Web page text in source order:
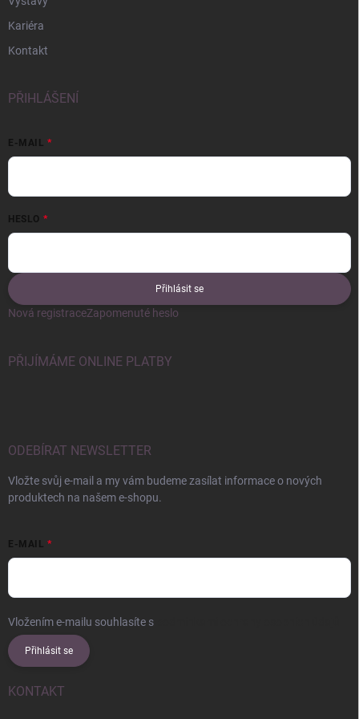
Kariéra
Kontakt
PŘIHLÁŠENÍ
E-MAIL
HESLO
Přihlásit se
Nová registraceZapomenuté heslo
PŘIJÍMÁME ONLINE PLATBY
ODEBÍRAT NEWSLETTER
Vložte svůj e-mail a my vám budeme zasílat informace o nových
produktech na našem e-shopu.
E-MAIL
Vložením e-mailu souhlasíte s
Přihlásit se
KONTAKT